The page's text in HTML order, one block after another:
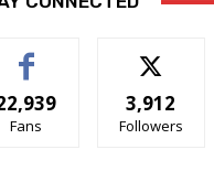
Fans
3,912
Followers